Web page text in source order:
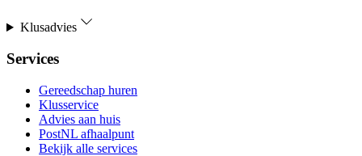
Klusadvies
Services
Gereedschap huren
Klusservice
Advies aan huis
PostNL afhaalpunt
Bekijk alle services